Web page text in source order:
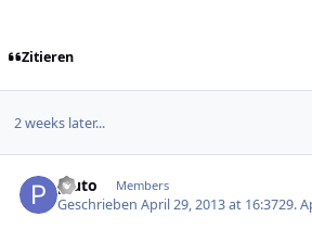
Zitieren
2 weeks later...
pluto Members
GeschriebenApril 29, 2013 at 16:3729.